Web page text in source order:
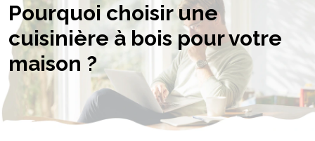
Pourquoi choisir une
cuisinière à bois pour votre
maison ?